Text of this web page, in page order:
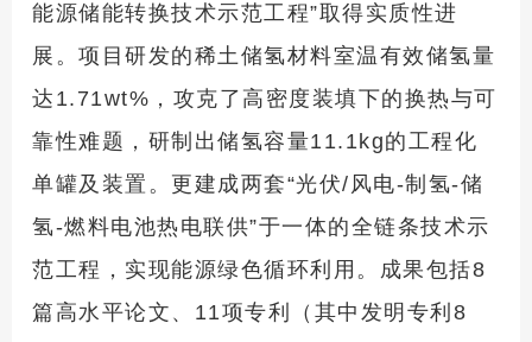
能源储能转换技术示范工程”取得实质性进
展。项目研发的稀土储氢材料室温有效储氢量
达1.71wt%，攻克了高密度装填下的换热与可
靠性难题，研制出储氢容量11.1kg的工程化
单罐及装置。更建成两套“光伏/风电-制氢-储
氢-燃料电池热电联供”于一体的全链条技术示
范工程，实现能源绿色循环利用。成果包括8
篇高水平论文、11项专利（其中发明专利8